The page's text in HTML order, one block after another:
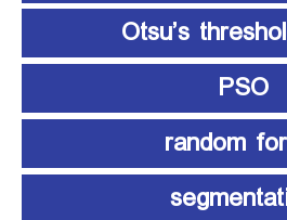
Otsu’s
PSO
random